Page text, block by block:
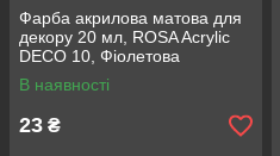
Фарба акрилова матова для
декору 20 мл, ROSA Acrylic
DECO 10, Фіолетова
В наявності
23 ₴